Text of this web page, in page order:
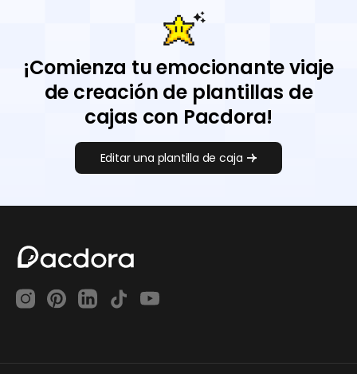
¡Comienza tu emocionante viaje
de creación de plantillas de
cajas con Pacdora!
Editar una plantilla de caja